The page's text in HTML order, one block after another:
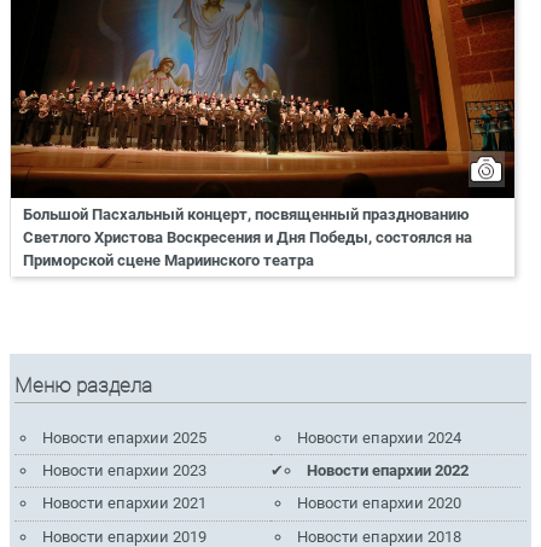
Большой Пасхальный концерт, посвященный празднованию
Светлого Христова Воскресения и Дня Победы, состоялся на
Приморской сцене Мариинского театра
Меню раздела
Новости епархии 2025
Новости епархии 2024
Новости епархии 2023
Новости епархии 2022
Новости епархии 2021
Новости епархии 2020
Новости епархии 2019
Новости епархии 2018